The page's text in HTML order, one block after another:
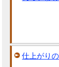
仕上がり